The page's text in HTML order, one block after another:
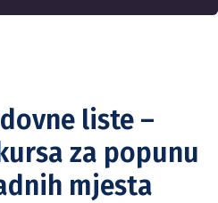
liste –
za popunu
mjesta